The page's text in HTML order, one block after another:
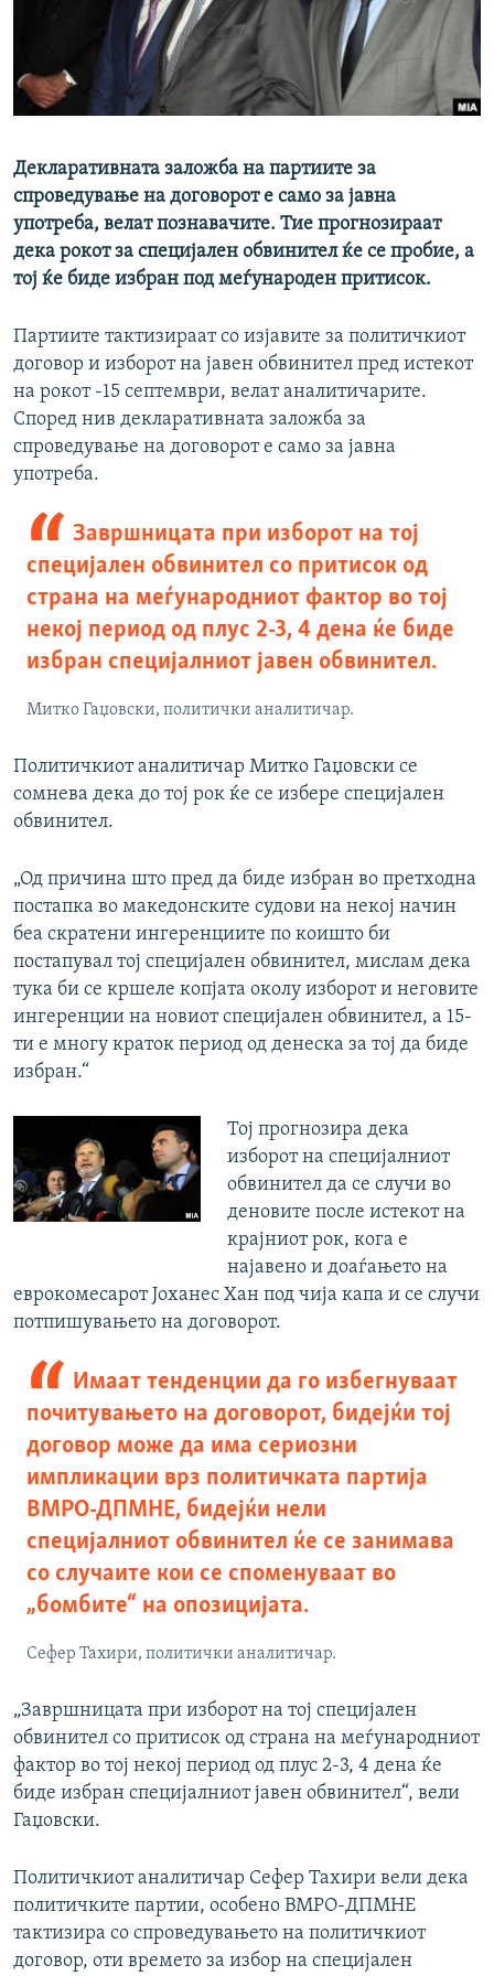
РСЕ веб страници
Декларативната заложба на партиите за
спроведување на договорот е само за јавна
употреба, велат познавачите. Тие прогнозираат
дека рокот за специјален обвинител ќе се пробие, а
тој ќе биде избран под меѓународен притисок.
Партиите тактизираат со изјавите за политичкиот
договор и изборот на јавен обвинител пред истекот
на рокот -15 септември, велат аналитичарите.
Според нив декларативната заложба за
спроведување на договорот е само за јавна
употреба.
Завршницата при изборот на тој
специјален обвинител со притисок од
страна на меѓународниот фактор во тој
некој период од плус 2-3, 4 дена ќе биде
избран специјалниот јавен обвинител.
Митко Гаџовски, политички аналитичар.
Политичкиот аналитичар Митко Гаџовски се
сомнева дека до тој рок ќе се избере специјален
обвинител.
„Од причина што пред да биде избран во претходна
постапка во македонските судови на некој начин
беа скратени ингеренциите по коишто би
постапувал тој специјален обвинител, мислам дека
тука би се кршеле копјата околу изборот и неговите
ингеренции на новиот специјален обвинител, а 15-
ти е многу краток период од денеска за тој да биде
избран.“
Тој прогнозира дека
изборот на специјалниот
обвинител да се случи во
деновите после истекот на
крајниот рок, кога е
најавено и доаѓањето на
еврокомесарот Јоханес Хан под чија капа и се случи
потпишувањето на договорот.
Имаат тенденции да го избегнуваат
почитувањето на договорот, бидејќи тој
договор може да има сериозни
импликации врз политичката партија
ВМРО-ДПМНЕ, бидејќи нели
специјалниот обвинител ќе се занимава
со случаите кои се споменуваат во
„бомбите“ на опозицијата.
Сефер Тахири, политички аналитичар.
„Завршницата при изборот на тој специјален
обвинител со притисок од страна на меѓународниот
фактор во тој некој период од плус 2-3, 4 дена ќе
биде избран специјалниот јавен обвинител“, вели
Гаџовски.
Политичкиот аналитичар Сефер Тахири вели дека
политичките партии, особено ВМРО-ДПМНЕ
тактизира со спроведувањето на политичкиот
договор, оти времето за избор на специјален